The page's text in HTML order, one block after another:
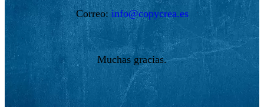
Correo:info@copycrea.es
Muchas gracias.